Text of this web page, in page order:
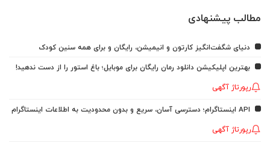
مطالب پیشنهادی
دنیای شگفت‌انگیز کارتون و انیمیشن، رایگان و برای همه سنین کودک
بهترین اپلیکیشن دانلود رمان رایگان برای موبایل؛ باغ استور را از دست ندهید!
رپورتاژ آگهی
API اینستاگرام؛ دسترسی آسان، سریع و بدون محدودیت به اطلاعات اینستاگرام
رپورتاژ آگهی